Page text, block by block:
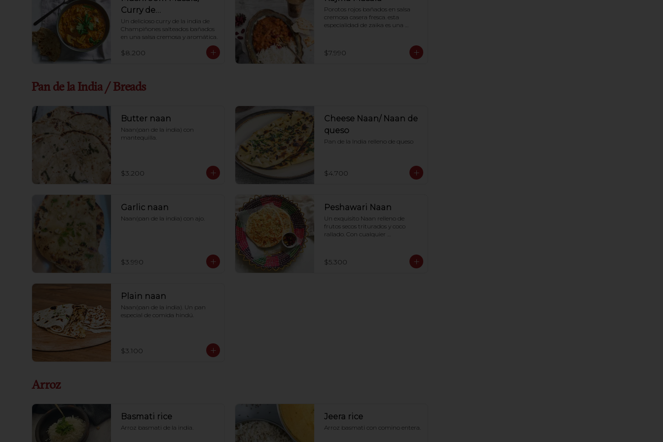
Curry de
Champiniones
Un delicioso curry de la india de
Champiñones salteados bañados
en una salsa cremosa y aromática.
$8.200
Porotos rojos bañados en salsa
cremosa casera fresca. esta
especialidad de zaika es una
$7.990
Pan de la India / Breads
Butter naan
Naan(pan de la india) con
mantequilla.
$3.200
Cheese Naan/ Naan de
queso
Pan de la India relleno de queso
$4.700
Garlic naan
Naan(pan de la india) con ajo.
$3.990
Peshawari Naan
Un exquisito Naan relleno de
frutos secos triturados y coco
rallado. Con cualquier
$5.300
Plain naan
Naan(pan de la india). Un pan
especial de comida hindú.
$3.100
Arroz
Basmati rice
Arroz basmati de la india.
Jeera rice
Arroz basmati con comino entera.